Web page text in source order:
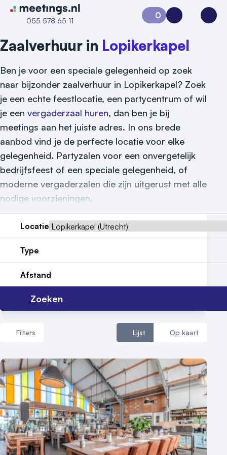
Naar home van Meetings
055 578 65 11
Vraag locatie aan
Locatiegids
Meld locatie aan
Nieuws
Contact
0
Aanvraag 0Inloggen
Zaalverhuur in Lopikerkapel
Ben je voor een speciale gelegenheid op zoek
naar bijzonder zaalverhuur in Lopikerkapel? Zoek
je een echte feestlocatie, een partycentrum of wil
je een vergaderzaal huren, dan ben je bij
meetings aan het juiste adres. In ons brede
aanbod vind je de perfecte locatie voor elke
gelegenheid. Partyzalen voor een onvergetelijk
bedrijfsfeest of een speciale gelegenheid, of
moderne vergaderzalen die zijn uitgerust met alle
nodige voorzieningen.
Locatie
Type
Afstand
Zoeken
Filters Lijst Op kaart
Aantal zalen
1 - 5 zalen
6 - 10 zalen
10 of meer zalen
Aantal personen